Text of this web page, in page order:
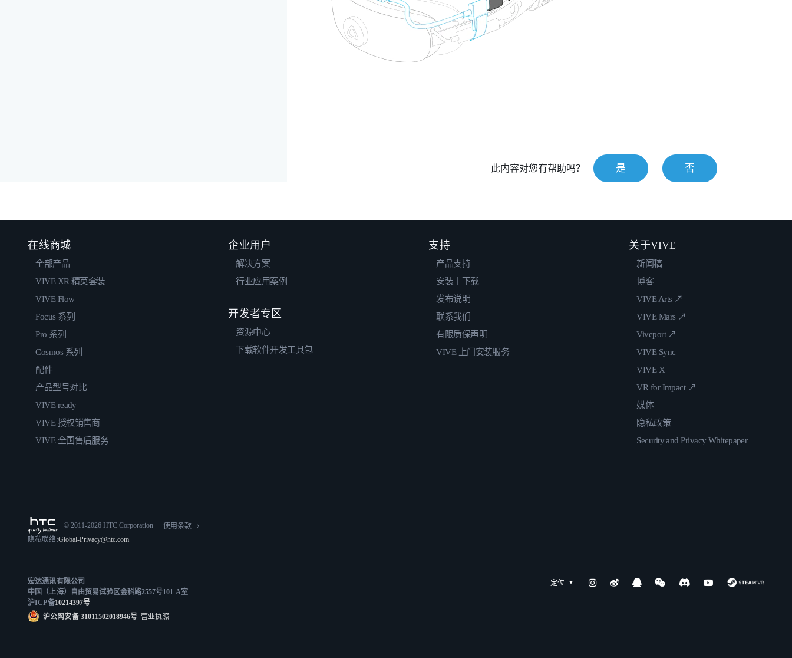
此内容对您有帮助吗？ 是 否
在线商城
全部产品
VIVE XR 精英套装
VIVE Flow
Focus 系列
Pro 系列
Cosmos 系列
配件
产品型号对比
VIVE ready
VIVE 授权销售商
VIVE 全国售后服务
企业用户
解决方案
行业应用案例
开发者专区
资源中心
下载软件开发工具包
支持
产品支持
安装｜下载
发布说明
联系我们
有限质保声明
VIVE 上门安装服务
关于VIVE
新闻稿
博客
VIVE Arts ↗
VIVE Mars ↗
Viveport ↗
VIVE Sync
VIVE X
VR for Impact ↗
媒体
隐私政策
Security and Privacy Whitepaper
定位
© 2011-2026 HTC Corporation
使用条款
隐私联络:Global-Privacy@htc.com
宏达通讯有限公司
中国（上海）自由贸易试验区金科路2557号101-A室
沪ICP备10214397号
沪公网安备 31011502018946号 营业执照